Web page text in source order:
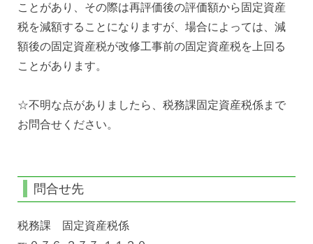
ことがあり、その際は再評価後の評価額から固定資産
税を減額することになりますが、場合によっては、減
額後の固定資産税が改修工事前の固定資産税を上回る
ことがあります。
☆不明な点がありましたら、税務課固定資産税係まで
お問合せください。
問合せ先
税務課 固定資産税係